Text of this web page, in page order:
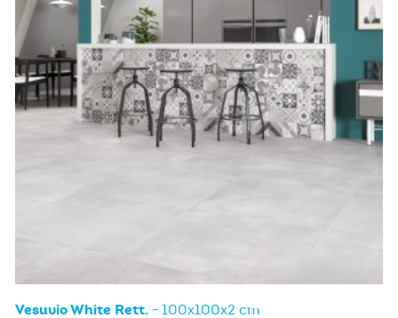
Vesuvio White Rett. - 100x100x2 cm